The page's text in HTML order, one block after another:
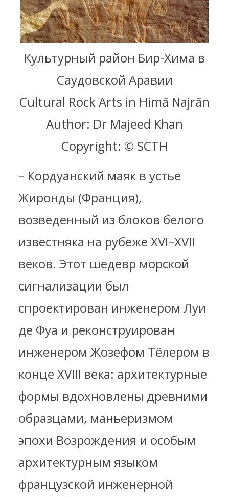
Культурный район Бир-Хима в
Саудовской Аравии
Cultural Rock Arts in Himā Najrān
Author: Dr Majeed Khan
Copyright: © SCTH
– Кордуанский маяк в устье
Жиронды (Франция),
возведенный из блоков белого
известняка на рубеже XVI–XVII
веков. Этот шедевр морской
сигнализации был
спроектирован инженером Луи
де Фуа и реконструирован
инженером Жозефом Тёлером в
конце XVIII века: архитектурные
формы вдохновлены древними
образцами, маньеризмом
эпохи Возрождения и особым
архитектурным языком
французской инженерной